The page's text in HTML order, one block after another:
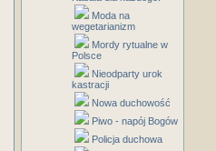
Moda na
wegetarianizm
Mordy rytualne w
Polsce
Nieodparty urok
kastracji
Nowa duchowość
Piwo - napój Bogów
Policja duchowa